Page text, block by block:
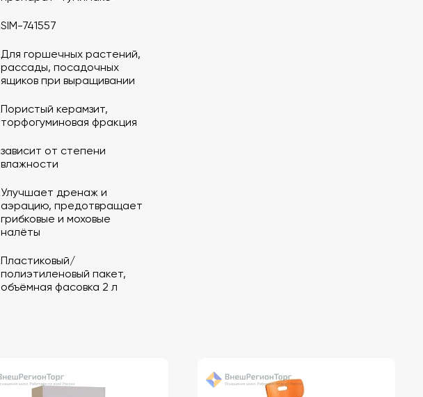
SIM-741557
Для горшечных растений,
рассады, посадочных
ящиков при выращивании
Пористый керамзит,
торфогуминовая фракция
зависит от степени
влажности
Улучшает дренаж и
аэрацию, предотвращает
грибковые и моховые
налёты
Пластиковый/
полиэтиленовый пакет,
объёмная фасовка 2 л